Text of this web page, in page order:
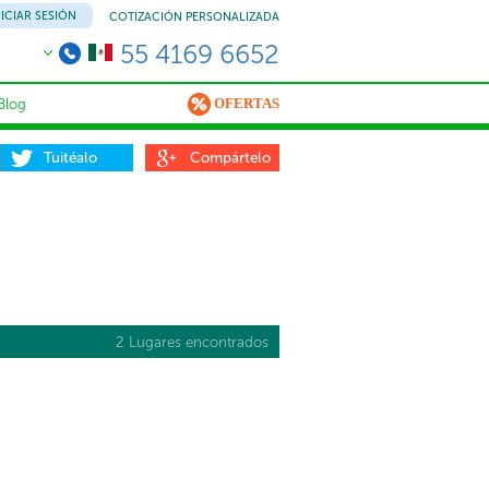
SESIÓN COTIZACIÓN PERSONALIZADA
55 4169 6652
OFERTAS
Tuitéalo Compártelo
2 Lugares encontrados